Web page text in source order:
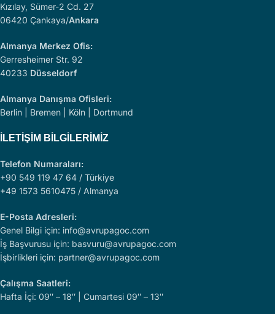
Kızılay, Sümer-2 Cd. 27
06420 Çankaya/Ankara
Almanya Merkez Ofis:
Gerresheimer Str. 92
40233 Düsseldorf
Almanya Danışma Ofisleri:
Berlin | Bremen | Köln | Dortmund
İLETIŞIM BILGILERIMIZ
Telefon Numaraları:
+90 549 119 47 64 / Türkiye
+49 1573 5610475 / Almanya
E-Posta Adresleri:
Genel Bilgi için: info@avrupagoc.com
İş Başvurusu için: basvuru@avrupagoc.com
İşbirlikleri için: partner@avrupagoc.com
Çalışma Saatleri:
Hafta İçi: 09″ – 18″ | Cumartesi 09″ – 13″